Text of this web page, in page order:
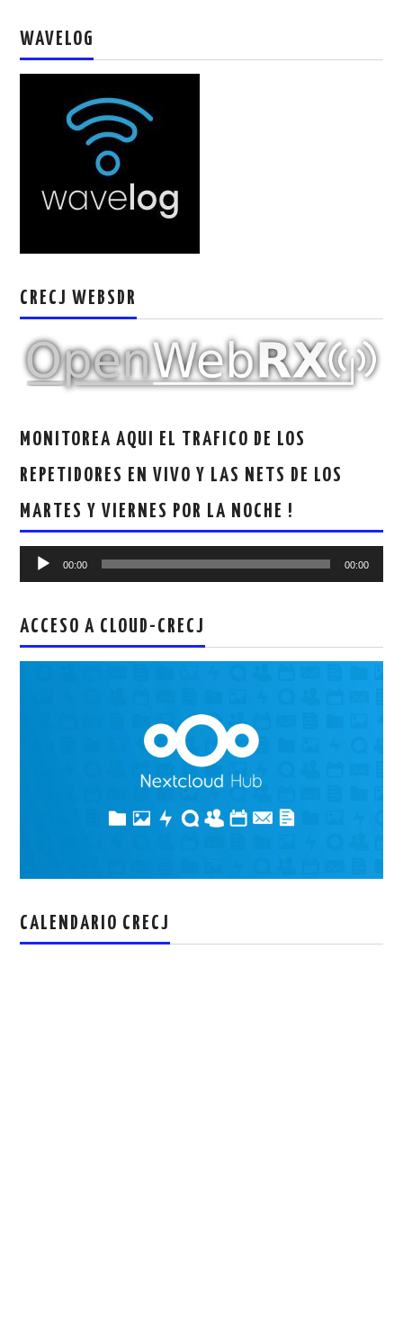
SOLICITUD DE INGRESO
SOTA Y POTA
MUMLA APP ( MUY FÁCIL )
WAVELOG
CRECJ WEBSDR
MONITOREA AQUI EL TRAFICO DE LOS
REPETIDORES EN VIVO Y LAS NETS DE LOS
MARTES Y VIERNES POR LA NOCHE !
Reproductor
00:00 00:00
ACCESO A CLOUD-CRECJ
CALENDARIO CRECJ